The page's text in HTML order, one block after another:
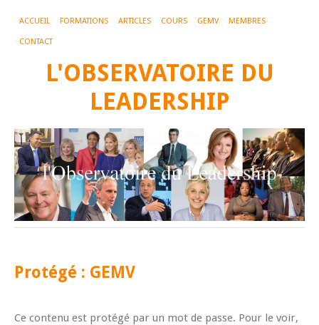
ACCUEIL FORMATIONS ARTICLES COURS GEMV MEMBRES
CONTACT
L'OBSERVATOIRE DU
LEADERSHIP
Protégé : GEMV
Ce contenu est protégé par un mot de passe. Pour le voir,